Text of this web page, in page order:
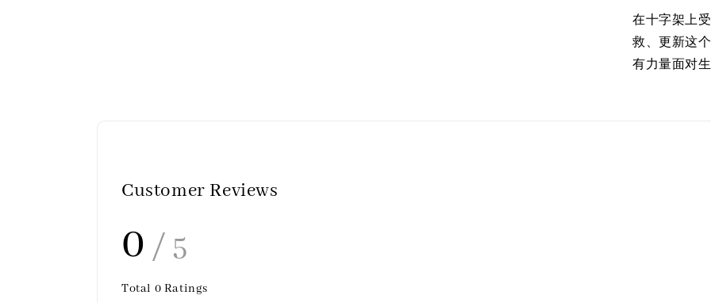
在十字架上
救、更新这
有力量面对
Customer Reviews
0 / 5
Total 0 Ratings